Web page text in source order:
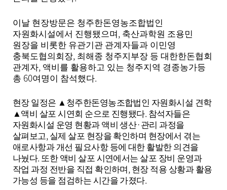
이날 현장방문은 청주한돈영농조합법인
자원화시설에서 진행됐으며 , 축산과학원 조용민
원장을 비롯한 유관기관 관계자들과 이민영
충북도협의회장, 최해종 청주지부장 등 대한한돈협회
관계자, 액비를 활용하고 있는 청주지역 경종농가등
총 60여명이 참석했다.
현장 일정은 ▲ 청주한돈영농조합법인 자원화시설 견학
▲ 액비 살포 시연회 순으로 진행됐다. 참석자들은
자원화시설 운영 현황과 액비 생산· 관리 과정을
살펴보고, 실제 살포 현장을 확인하며 현장에서 겪는
애로사항과 개선 필요사항 등에 대한 활발한 의견을
나눴다. 또한 액비 살포 시연에서는 살포 장비 운영과
작업 과정 전반을 직접 확인하며 , 현장 적용 상황과 활용
가능성 등을 점검하는 시간을 가졌다.